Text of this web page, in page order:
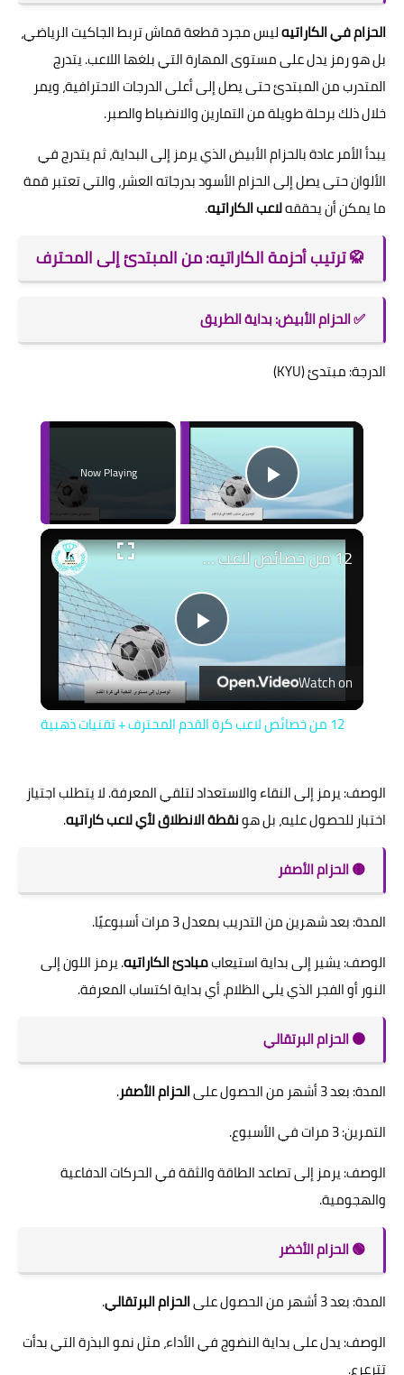
الحزام في الكاراتيهليس مجرد قطعة قماش تربط الجاكيت الرياضي،
بل هو رمز يدل على مستوى المهارة التي بلغها اللاعب. يتدرج
المتدرب من المبتدئ حتى يصل إلى أعلى الدرجات الاحترافية، ويمر
خلال ذلك برحلة طويلة من التمارين والانضباط والصبر.
يبدأ الأمر عادة بالحزام الأبيض الذي يرمز إلى البداية، ثم يتدرج في
الألوان حتى يصل إلى الحزام الأسود بدرجاته العشر، والتي تعتبر قمة
ما يمكن أن يحققهلاعب الكاراتيه.
🥋 ترتيب أحزمة الكاراتيه: من المبتدئ إلى المحترف
✅ الحزام الأبيض: بداية الطريق
الدرجة: مبتدئ (KYU)
×
Play Video
Now Playing
Play
Video
12 من خصائص لاعب كرة القدم المحترف + تقنيات ذهبية
Watch on
12 من خصائص لاعب كرة القدم المحترف + تقنيات ذهبية
الوصف: يرمز إلى النقاء والاستعداد لتلقي المعرفة. لا يتطلب اجتياز
اختبار للحصول عليه، بل هونقطة الانطلاق لأي لاعب كاراتيه.
🟡 الحزام الأصفر
المدة: بعد شهرين من التدريب بمعدل 3 مرات أسبوعيًا.
الوصف: يشير إلى بداية استيعابمبادئ الكاراتيه. يرمز اللون إلى
النور أو الفجر الذي يلي الظلام، أي بداية اكتساب المعرفة.
🟠 الحزام البرتقالي
المدة: بعد 3 أشهر من الحصول على
الحزام الأصفر.
التمرين: 3 مرات في الأسبوع.
الوصف: يرمز إلى تصاعد الطاقة والثقة في الحركات الدفاعية
والهجومية.
🟢 الحزام الأخضر
المدة: بعد 3 أشهر من الحصول على
الحزام البرتقالي.
الوصف: يدل على بداية النضوج في الأداء، مثل نمو البذرة التي بدأت
تترعرع.